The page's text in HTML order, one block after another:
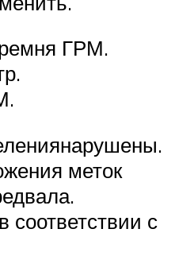
ГРМ.
меток
соответствии с